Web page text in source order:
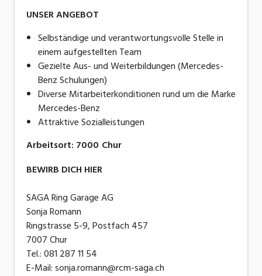
UNSER ANGEBOT
Selbständige und verantwortungsvolle Stelle in
einem aufgestellten Team
Gezielte Aus- und Weiterbildungen (Mercedes-
Benz Schulungen)
Diverse Mitarbeiterkonditionen rund um die Marke
Mercedes-Benz
Attraktive Sozialleistungen
Arbeitsort: 7000 Chur
BEWIRB DICH HIER
SAGA Ring Garage AG
Sonja Romann
Ringstrasse 5-9, Postfach 457
7007 Chur
Tel.: 081 287 11 54
E-Mail: sonja.romann@rcm-saga.ch